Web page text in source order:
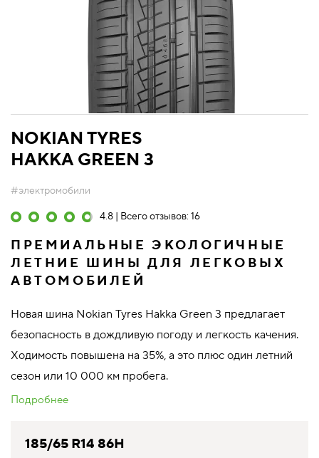
NOKIAN TYRES
HAKKA GREEN 3
#электромобили
4.8 | Всего отзывов: 16
ПРЕМИАЛЬНЫЕ ЭКОЛОГИЧНЫЕ
ЛЕТНИЕ ШИНЫ ДЛЯ ЛЕГКОВЫХ
АВТОМОБИЛЕЙ
Новая шина Nokian Tyres Hakka Green 3 предлагает
безопасность в дождливую погоду и легкость качения.
Ходимость повышена на 35%, а это плюс один летний
сезон или 10 000 км пробега.
Подробнее
185/65 R14 86H